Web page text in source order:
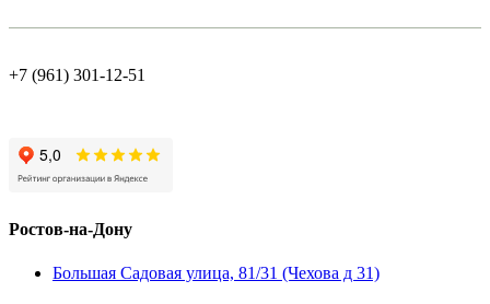
+7 (961) 301-12-51
Ростов-на-Дону
Большая Садовая улица, 81/31 (Чехова д 31)